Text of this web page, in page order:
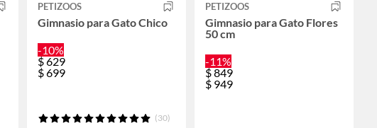
PETIZOOS
Gimnasio para Gato Chico
-10%
$629
$699
(30)
PETIZOOS
Gimnasio para Gato Flores
50 cm
-11%
$849
$ 949